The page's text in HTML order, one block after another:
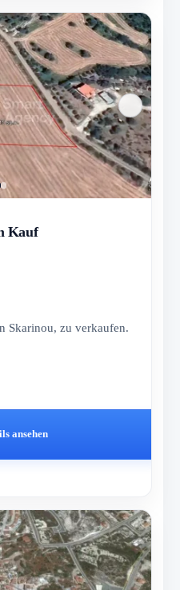
Kauf
Skarinou, zu verkaufen.
ansehen